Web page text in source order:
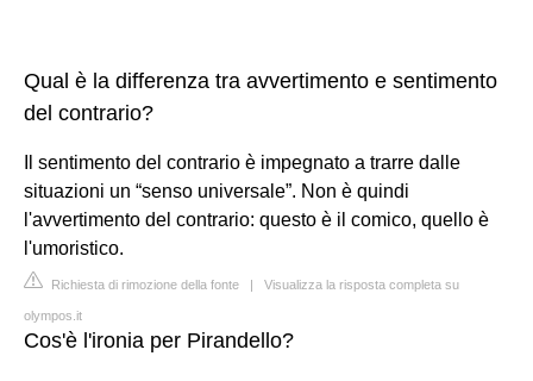
Qual è la differenza tra avvertimento e sentimento
del contrario?
Il sentimento del contrario è impegnato a trarre dalle
situazioni un “senso universale”. Non è quindi
l'avvertimento del contrario: questo è il comico, quello è
l'umoristico.
Richiesta di rimozione della fonte | Visualizza la risposta completa su
olympos.it
Cos'è l'ironia per Pirandello?